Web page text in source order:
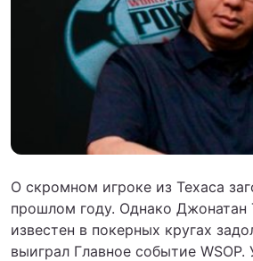
О скромном игроке из Техаса
прошлом году. Однако
известен в покерных кругах
выиграл Главное событие